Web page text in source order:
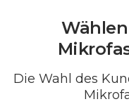
Die Wahl des